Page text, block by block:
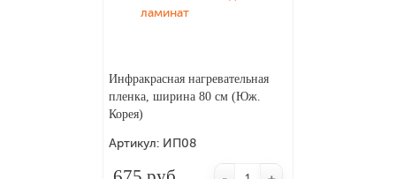
ламинат
Инфракрасная нагревательная
пленка, ширина 80 см (Юж.
Корея)
Артикул: ИП08